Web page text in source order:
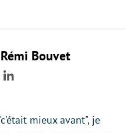
Rémi Bouvet
LinkedIn
mieux avant", je